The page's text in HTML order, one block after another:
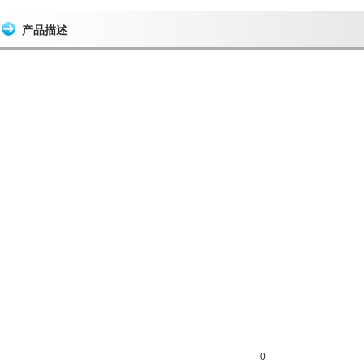
产品描述
0